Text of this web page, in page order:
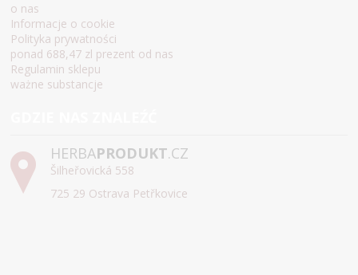
o nas
Informacje o cookie
Polityka prywatności
ponad 688,47 zl prezent od nas
Regulamin sklepu
ważne substancje
HERBAPRODUKT.CZ
Šilheřovická 558
725 29 Ostrava Petřkovice